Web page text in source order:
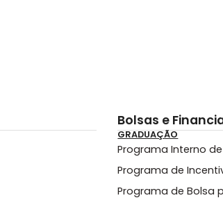
Bolsas e
GRADUAÇÃO
Programa Interno
Programa de
Programa de Bolsa